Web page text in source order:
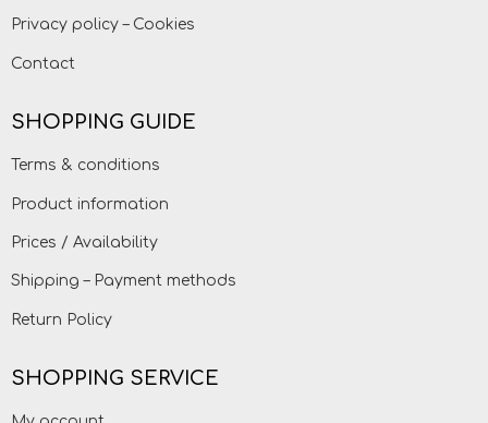
Privacy policy – Cookies
Contact
SHOPPING GUIDE
Terms & conditions
Product information
Prices / Availability
Shipping – Payment methods
Return Policy
SHOPPING SERVICE